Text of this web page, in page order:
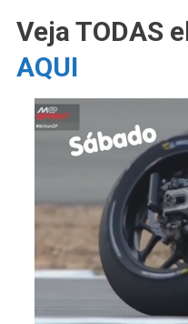
Veja TODAS
AQUI